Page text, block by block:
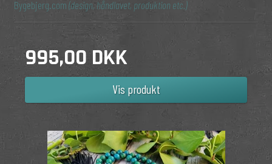
Bygebjerg.com(design, håndlavet, produktion etc.)
995,00 DKK
Vis produkt